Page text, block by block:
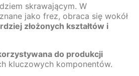
skrawającym. W
jako frez, obraca się wokół
złożonych kształtów i
do produkcji
kluczowych komponentów.